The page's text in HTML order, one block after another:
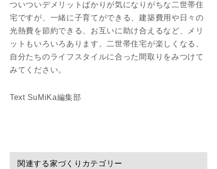
ついついデメリットばかりが気になりがちな二世帯住
宅ですが、一緒に子育てができる、建築費用や日々の
光熱費を節約できる、お互いに助け合えるなど、メリ
ットもいろいろあります。二世帯住宅が楽しくなる、
自分たちのライフスタイルに合った間取りをみつけて
みてください。
Text SuMiKa編集部
関連する家づくりカテゴリー